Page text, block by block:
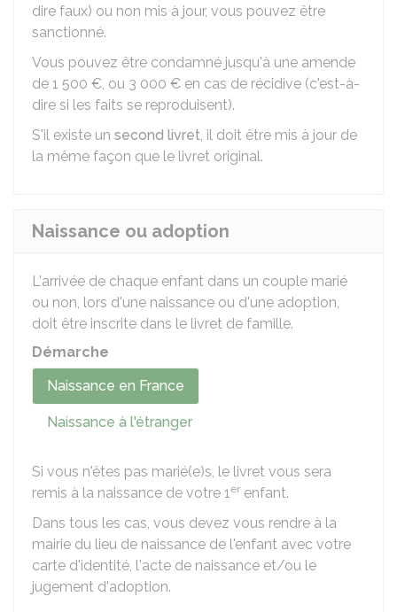
dire faux) ou non mis à jour, vous pouvez être
sanctionné.
Vous pouvez être condamné jusqu'à une amende
de 1 500 €, ou 3 000 € en cas de récidive (c'est-à-
dire si les faits se reproduisent).
S'il existe un second livret, il doit être mis à jour de
la même façon que le livret original.
Naissance ou adoption
L'arrivée de chaque enfant dans un couple marié
ou non, lors d'une naissance ou d'une adoption,
doit être inscrite dans le livret de famille.
Démarche
Naissance en France
Naissance à l'étranger
Si vous n'êtes pas marié(e)s, le livret vous sera
remis à la naissance de votre 1er enfant.
Dans tous les cas, vous devez vous rendre à la
mairie du lieu de naissance de l'enfant avec votre
carte d'identité, l'acte de naissance et/ou le
jugement d'adoption.